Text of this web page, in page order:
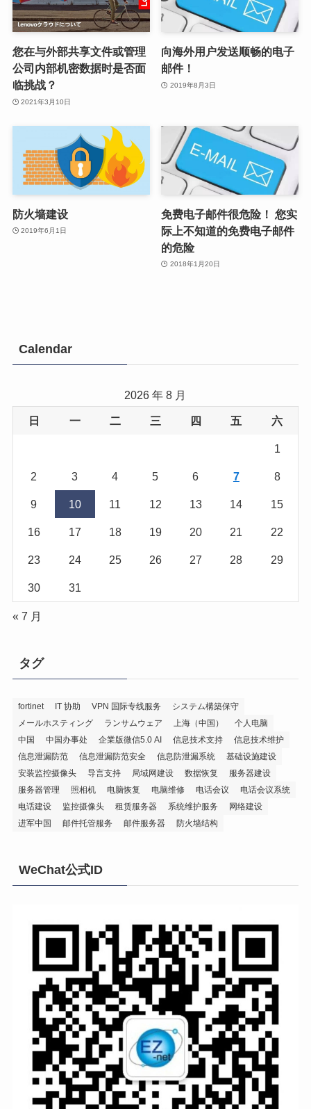
您在与外部共享文件或管理
公司内部机密数据时是否面
临挑战？
2021年3月10日
向海外用户发送顺畅的电子
邮件！
2019年8月3日
防火墙建设
2019年6月1日
免费电子邮件很危险！ 您实
际上不知道的免费电子邮件
的危险
2018年1月20日
Calendar
2026 年 8 月
日 一 二 三 四 五 六
1
2 3 4 5 6 7 8
9 10 11 12 13 14 15
16 17 18 19 20 21 22
23 24 25 26 27 28 29
30 31
« 7 月
タグ
fortinet IT 协助 VPN 国际专线服务
システム構築保守
メールホスティング
ランサムウェア 上海（中国）
个人电脑
中国
中国办事处 企業版微信5.0 AI 信息技术支持
信息技术维护
信息泄漏防范
信息泄漏防范安全 信息防泄漏系统
基础设施建设
安装监控摄像头
导言支持 局域网建设 数据恢复
服务器建设
服务器管理
照相机 电脑恢复 电脑维修 电话会议
电话会议系统
电话建设
监控摄像头 租赁服务器 系统维护服务
网络建设
进军中国
邮件托管服务 邮件服务器 防火墙结构
WeChat公式ID